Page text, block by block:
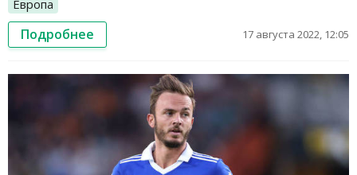
Европа
Подробнее 17 августа 2022, 12:05